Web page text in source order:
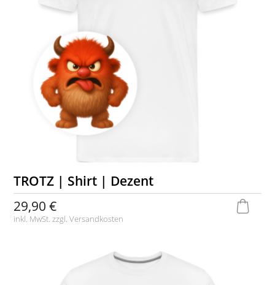
TROTZ | Shirt | Dezent
29,90 €
inkl. MwSt. zzgl.Versandkosten